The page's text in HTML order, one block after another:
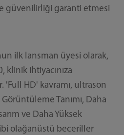
güvenilirliği garanti etmesi
ilk lansman üyesi olarak,
klinik ihtiyacınıza
'Full HD' kavramı, ultrason
Görüntüleme Tanımı, Daha
ve Daha Yüksek
olağanüstü beceriller